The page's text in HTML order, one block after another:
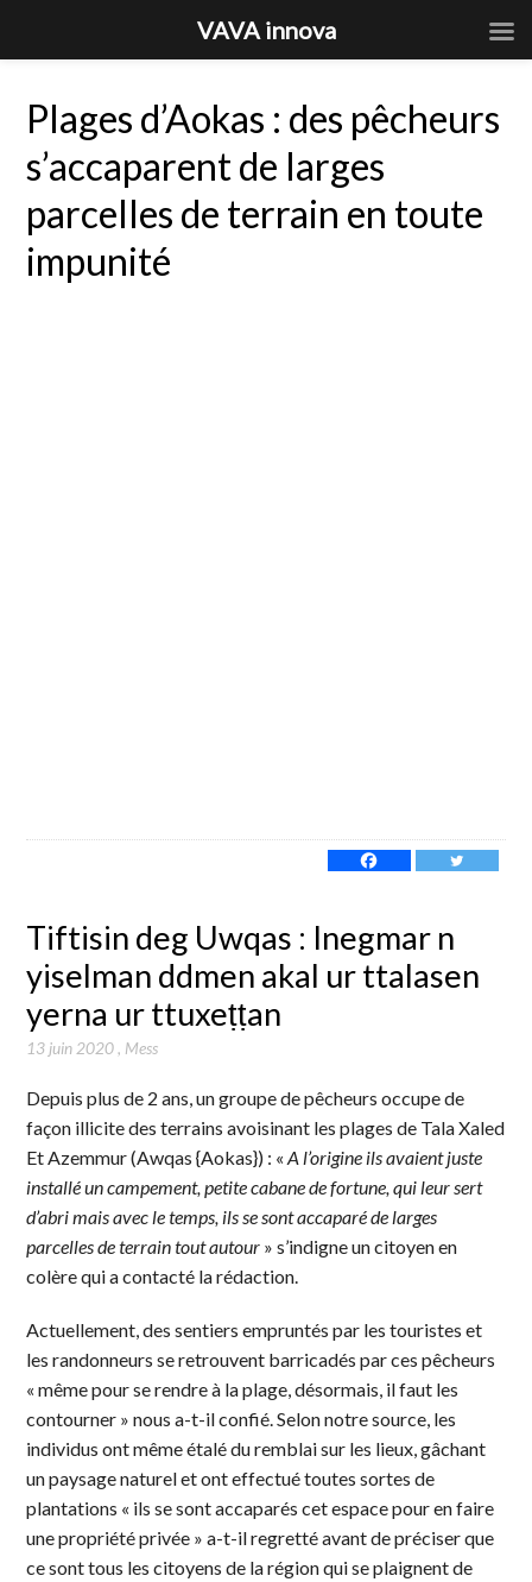
Plages d’Aokas : des pêcheurs
s’accaparent de larges
parcelles de terrain en toute
impunité
Tiftisin deg Uwqas : Inegmar n
yiselman ddmen akal ur ttalasen
yerna ur ttuxeṭṭan
13 juin 2020, Mess
Depuis plus de 2 ans, un groupe de pêcheurs occupe de
façon illicite des terrains avoisinant les plages de Tala Xaled
Et Azemmur (Awqas {Aokas}) : «A l’origine ils avaient juste
installé un campement, petite cabane de fortune, qui leur sert
d’abri mais avec le temps, ils se sont accaparé de larges
parcelles de terrain tout autour » s’indigne un citoyen en
colère qui a contacté la rédaction.
Actuellement, des sentiers empruntés par les touristes et
les randonneurs se retrouvent barricadés par ces pêcheurs
« même pour se rendre à la plage, désormais, il faut les
contourner » nous a-t-il confié. Selon notre source, les
individus ont même étalé du remblai sur les lieux, gâchant
un paysage naturel et ont effectué toutes sortes de
plantations « ils se sont accaparés cet espace pour en faire
une propriété privée » a-t-il regretté avant de préciser que
ce sont tous les citoyens de la région qui se plaignent de
VAVA innova